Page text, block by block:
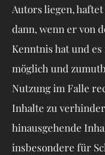
Autors liegen,
dann, wenn er von
Kenntnis hat und
möglich und
Nutzung im Falle
Inhalte zu
hinausgehende
insbesondere für